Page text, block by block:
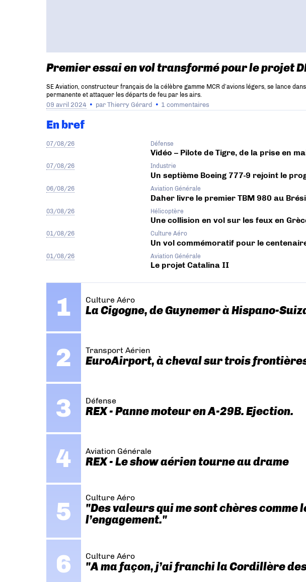
Premier essai en vol transformé pour le projet
SE Aviation, constructeur français de la célèbre gamme MCR d’avions légers, se lance
permanente et attaquer les départs de feu par les airs.
09 avril 2024 parThierry Gérard 1 commentaires
En bref
07/08/26 Défense
Vidéo – Pilote de Tigre, de la prise en
07/08/26 Industrie
Un septième Boeing 777-9 rejoint le
06/08/26 Aviation Générale
Daher livre le premier TBM 980 au
03/08/26 Hélicoptère
Une collision en vol sur les feux en
01/08/26 Culture Aéro
Un vol commémoratif pour le
01/08/26 Aviation Générale
Le projet Catalina II
Culture Aéro
La Cigogne, de Guynemer à Hispano-
Transport Aérien
EuroAirport, à cheval sur trois
Défense
REX - Panne moteur en A-29B. Ejection.
Aviation Générale
REX - Le show aérien tourne au drame
Culture Aéro
"Des valeurs qui me sont chères
l’engagement."
Culture Aéro
"A ma façon, j’ai franchi la Cordillère